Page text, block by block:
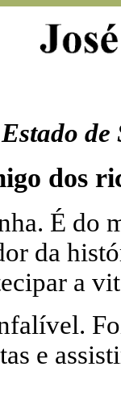
de
dos
É do
da
a
e